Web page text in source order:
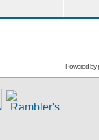
Powered by